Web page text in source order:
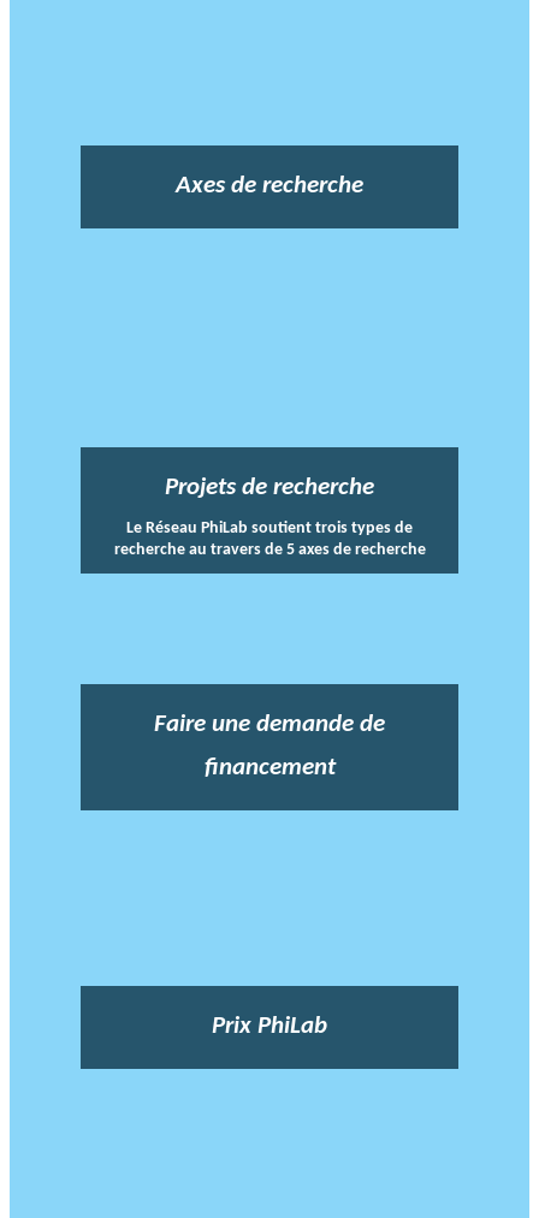
Axes de recherche
Projets de recherche
Le Réseau PhiLab soutient trois types de
recherche au travers de 5 axes de recherche
Faire une demande de
financement
Prix PhiLab